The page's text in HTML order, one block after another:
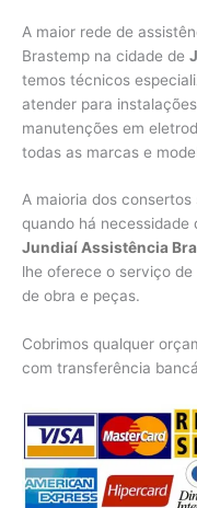
A maior rede de
Brastemp na cidade de
temos técnicos
atender para
manutenções em
todas as marcas e
A maioria dos
quando há
Jundiaí Assistência
lhe oferece o serviço
de obra e peças.
Cobrimos qualquer
com transferência